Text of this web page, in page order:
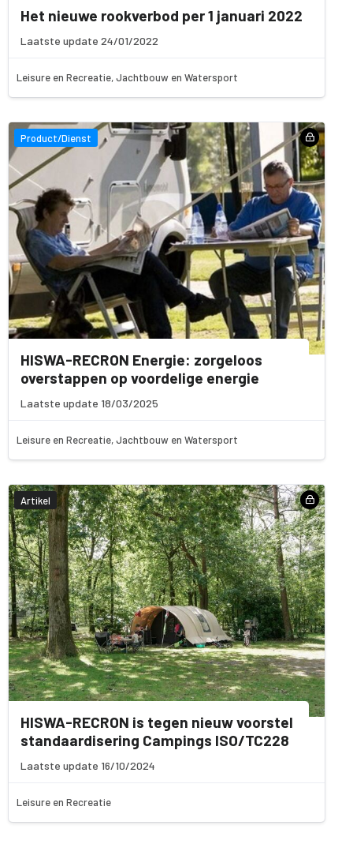
Het nieuwe rookverbod per 1 januari 2022
Laatste update 24/01/2022
Leisure en Recreatie, Jachtbouw en Watersport
Product/Dienst
HISWA-RECRON Energie: zorgeloos
overstappen op voordelige energie
Laatste update 18/03/2025
Leisure en Recreatie, Jachtbouw en Watersport
Artikel
HISWA-RECRON is tegen nieuw voorstel
standaardisering Campings ISO/TC228
Laatste update 16/10/2024
Leisure en Recreatie